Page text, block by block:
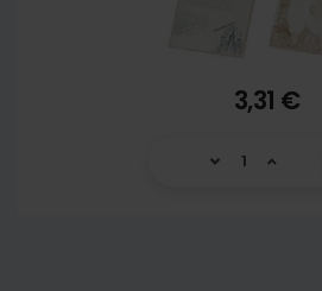
3,31 €